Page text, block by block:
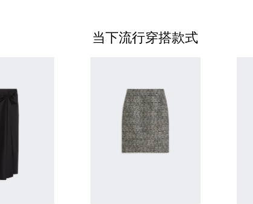
当下流行穿搭款式